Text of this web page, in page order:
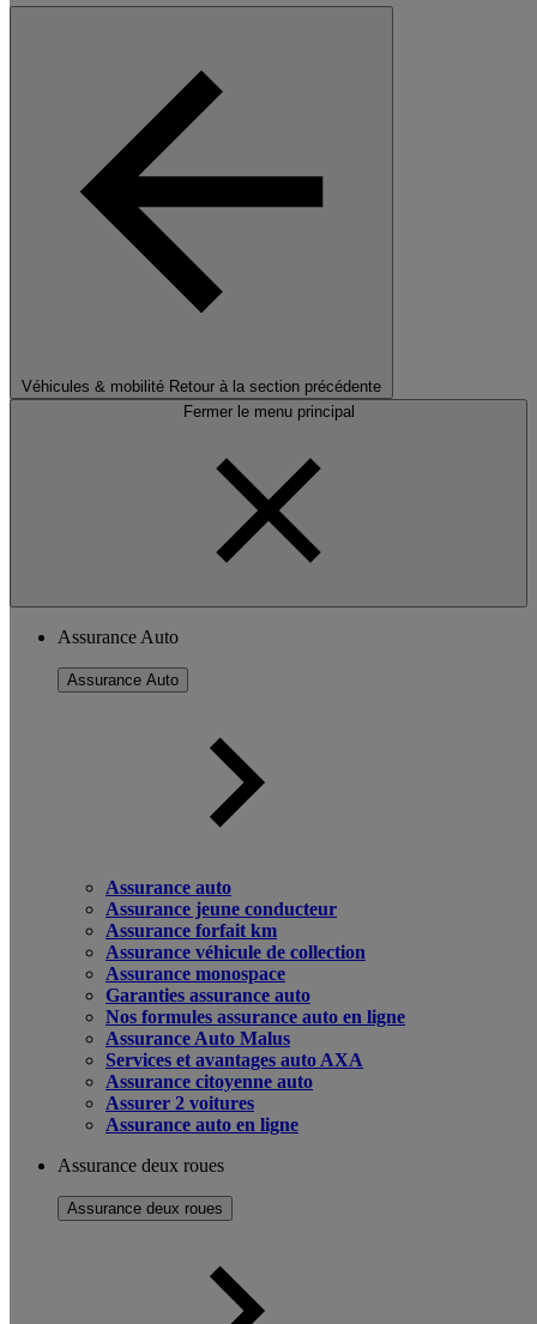
Véhicules & mobilité Retour à la section précédente
Fermer le menu principal
Assurance Auto
Assurance Auto
Assurance auto
Assurance jeune conducteur
Assurance forfait km
Assurance véhicule de collection
Assurance monospace
Garanties assurance auto
Nos formules assurance auto en ligne
Assurance Auto Malus
Services et avantages auto AXA
Assurance citoyenne auto
Assurer 2 voitures
Assurance auto en ligne
Assurance deux roues
Assurance deux roues